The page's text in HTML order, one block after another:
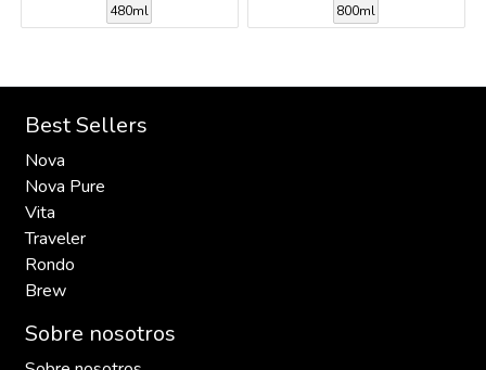
480ml 800ml
Best Sellers
Nova
Nova Pure
Vita
Traveler
Rondo
Brew
Sobre nosotros